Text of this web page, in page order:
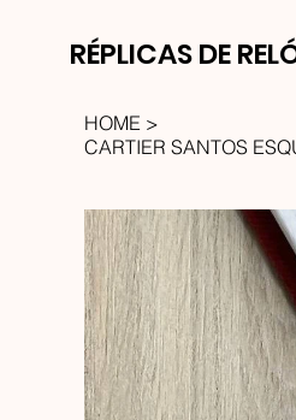
RÉPLICAS DE
HOME >
CARTIER SANTOS